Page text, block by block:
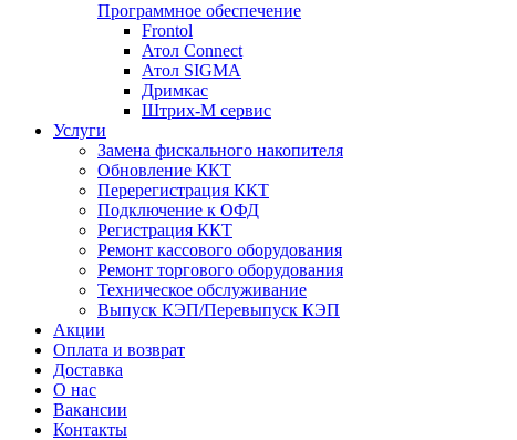
Программное обеспечение
Frontol
Атол Connect
Атол SIGMA
Дримкас
Штрих-М сервис
Услуги
Замена фискального накопителя
Обновление ККТ
Перерегистрация ККТ
Подключение к ОФД
Регистрация ККТ
Ремонт кассового оборудования
Ремонт торгового оборудования
Техническое обслуживание
Выпуск КЭП/Перевыпуск КЭП
Акции
Оплата и возврат
Доставка
О нас
Вакансии
Контакты